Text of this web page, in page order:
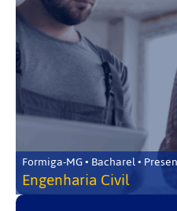
Formiga-MG • Bacharel •
Engenharia Civil